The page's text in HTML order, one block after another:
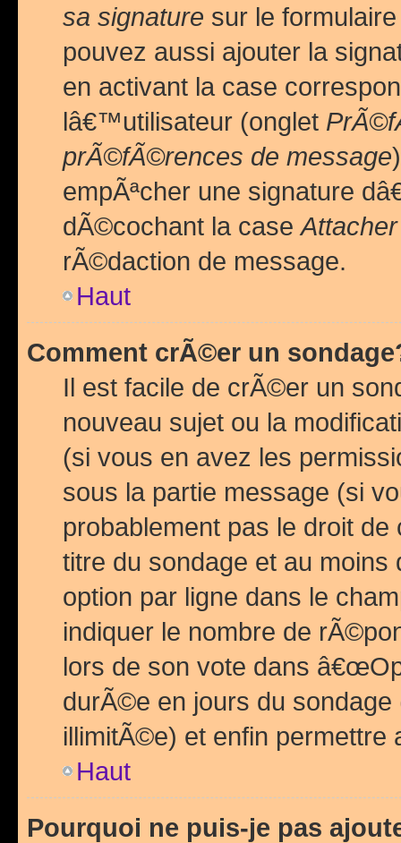
sa signature sur le
pouvez aussi ajouter la
en activant la case
lâ€™utilisateur (onglet
prÃ©fÃ©rences de message
empÃªcher une signature
dÃ©cochant la case
rÃ©daction de message.
Haut
Comment crÃ©er un
Il est facile de crÃ©er un
nouveau sujet ou la
(si vous en avez les
sous la partie message (si
probablement pas le droit
titre du sondage et au
option par ligne dans le
indiquer le nombre de
lors de son vote dans
durÃ©e en jours du
illimitÃ©e) et enfin permettre
Haut
Pourquoi ne puis-je pas